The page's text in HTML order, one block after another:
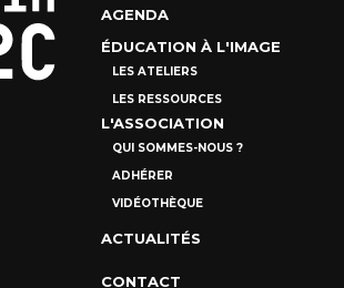
AGENDA
ÉDUCATION À L'IMAGE
LES ATELIERS
LES RESSOURCES
L'ASSOCIATION
QUI SOMMES-NOUS ?
ADHÉRER
VIDÉOTHÈQUE
ACTUALITÉS
CONTACT